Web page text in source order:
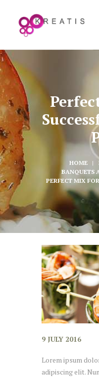
HOME
BANQUETS
PERFECT MIX
9 JULY 2016
Lorem ipsum
adipiscing elit.